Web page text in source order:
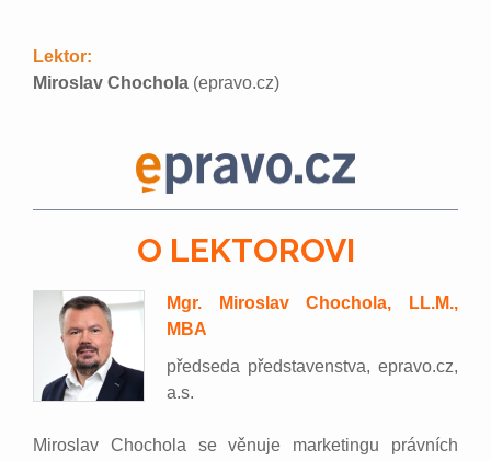
Lektor:
Miroslav Chochola (epravo.cz)
O LEKTOROVI
Mgr. Miroslav Chochola, LL.M.,
MBA
předseda představenstva, epravo.cz,
a.s.
Miroslav Chochola se věnuje marketingu právních